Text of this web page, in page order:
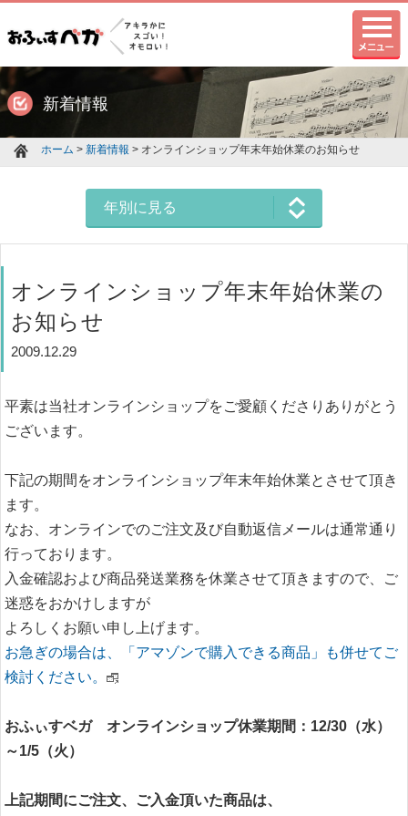
新着情報
ホーム > 新着情報 > オンラインショップ年末年始休業のお知らせ
年別に見る
オンラインショップ年末年始休業の
お知らせ
2009.12.29
平素は当社オンラインショップをご愛顧くださりありがとう
ございます。
下記の期間をオンラインショップ年末年始休業とさせて頂き
ます。
なお、オンラインでのご注文及び自動返信メールは通常通り
行っております。
入金確認および商品発送業務を休業させて頂きますので、ご
迷惑をおかけしますが
よろしくお願い申し上げます。
お急ぎの場合は、「アマゾンで購入できる商品」も併せてご
検討ください。
おふぃすベガ オンラインショップ休業期間：12/30（水）
～1/5（火）
上記期間にご注文、ご入金頂いた商品は、